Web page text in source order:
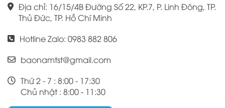
Địa chỉ: 16/15/4B Đường Số 22, KP.7, P. Linh Đông, TP.
Thủ Đức, TP. Hồ Chí Minh
Hotline Zalo: 0983 882 806
baonamtst@gmail.com
Thứ 2 - 7 : 8:00 - 17:30
Chủ nhật : 8:00 - 11:30